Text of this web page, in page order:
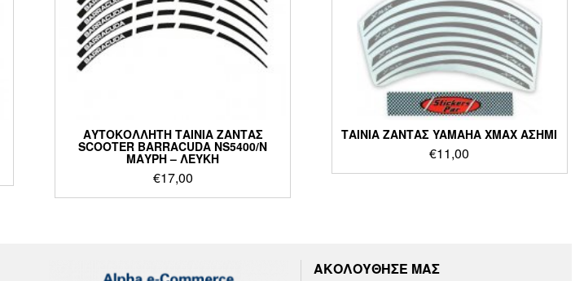
ΑΥΤΟΚΟΛΛΗΤΗ ΤΑΙΝΙΑ ΖΑΝΤΑΣ
SCOOTER BARRACUDA NS5400/N
ΜΑΥΡΗ – ΛΕΥΚΗ
€17,00
ΤΑΙΝΙΑ ΖΑΝΤΑΣ YAMAHA XMAX ΑΣΗΜΙ
€11,00
ΑΚΟΛΟΥΘΗΣΕ ΜΑΣ